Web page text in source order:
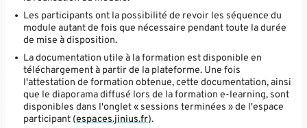
Les participants ont la possibilité de revoir les séquence du
module autant de fois que nécessaire pendant toute la durée
de mise à disposition.
La documentation utile à la formation est disponible en
téléchargement à partir de la plateforme. Une fois
l'attestation de formation obtenue, cette documentation, ainsi
que le diaporama diffusé lors de la formation e-learning, sont
disponibles dans l'onglet « sessions terminées » de l'espace
participant (espaces.jinius.fr).